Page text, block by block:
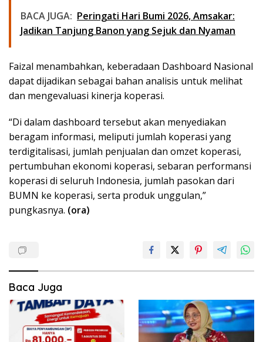
BACA JUGA: Peringati Hari Bumi 2026, Amsakar:
Jadikan Tanjung Banon yang Sejuk dan Nyaman
Faizal menambahkan, keberadaan Dashboard Nasional
dapat dijadikan sebagai bahan analisis untuk melihat
dan mengevaluasi kinerja koperasi.
“Di dalam dashboard tersebut akan menyediakan
beragam informasi, meliputi jumlah koperasi yang
terdigitalisasi, jumlah penjualan dan omzet koperasi,
pertumbuhan ekonomi koperasi, sebaran performansi
koperasi di seluruh Indonesia, jumlah pasokan dari
BUMN ke koperasi, serta produk unggulan,”
pungkasnya. (ora)
Baca Juga